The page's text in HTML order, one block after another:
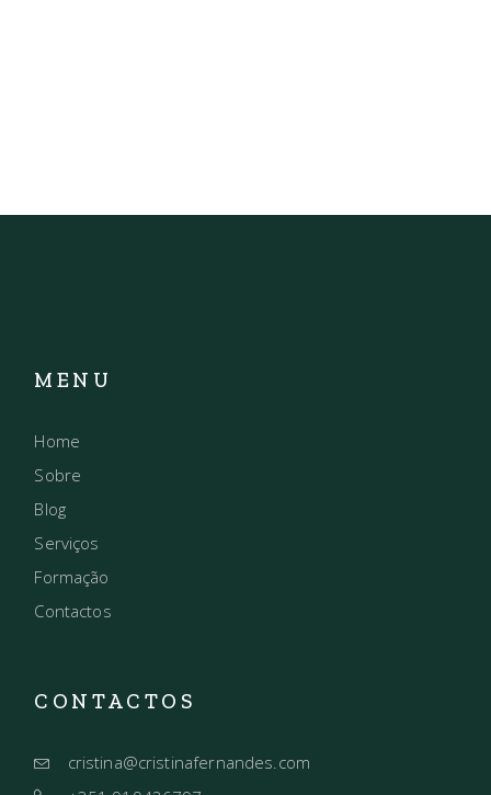
MENU
Home
Sobre
Blog
Serviços
Formação
Contactos
CONTACTOS
cristina@cristinafernandes.com